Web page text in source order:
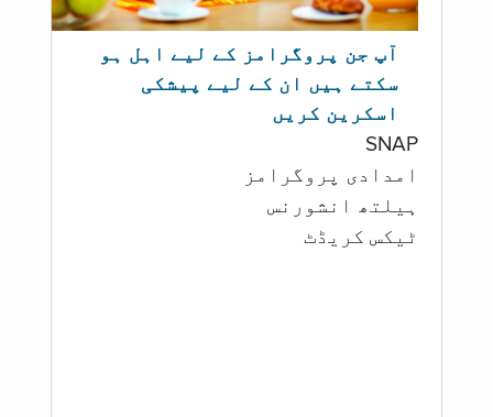
آپ جن پروگرامز کے لیے اہل ہو
سکتے ہیں ان کے لیے پیشکی
اسکرین کریں
SNAP
امدادی پروگرامز
‏ہیلتھ انشورنس
ٹیکس کریڈٹ